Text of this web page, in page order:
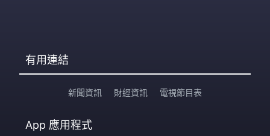
有用連結
新聞資訊 財經資訊 電視節目表
App 應用程式